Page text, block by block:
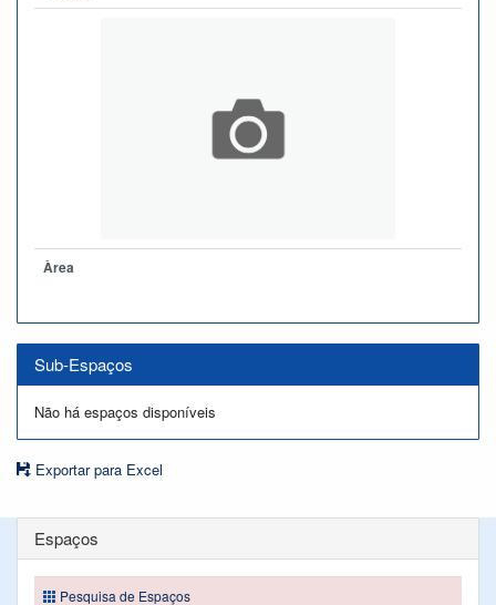
Àrea
Sub-Espaços
Não há espaços disponíveis
Exportar para Excel
Espaços
Pesquisa de Espaços